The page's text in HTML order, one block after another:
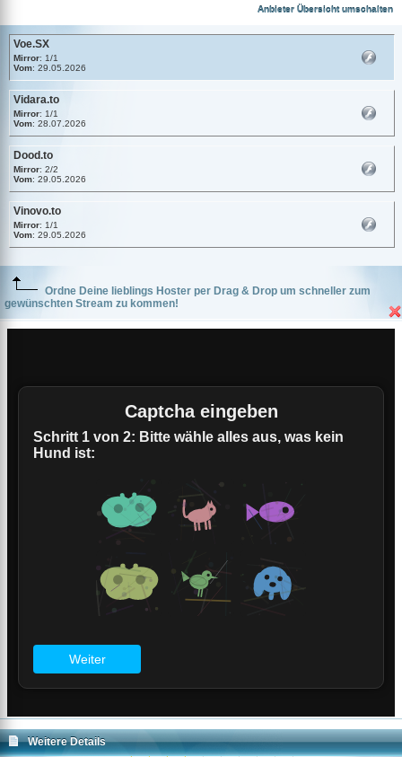
Anbieter Übersicht umschalten
Voe.SX
Mirror: 1/1
Vom: 29.05.2026
Vidara.to
Mirror: 1/1
Vom: 28.07.2026
Dood.to
Mirror: 2/2
Vom: 29.05.2026
Vinovo.to
Mirror: 1/1
Vom: 29.05.2026
Ordne Deine lieblings Hoster per Drag & Drop um schneller zum
gewünschten Stream zu kommen!
Weitere Details